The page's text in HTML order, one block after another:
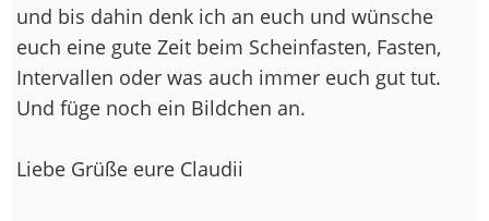
und bis dahin denk ich an euch und wünsche
euch eine gute Zeit beim Scheinfasten, Fasten,
Intervallen oder was auch immer euch gut tut.
Und füge noch ein Bildchen an.
Liebe Grüße eure Claudii